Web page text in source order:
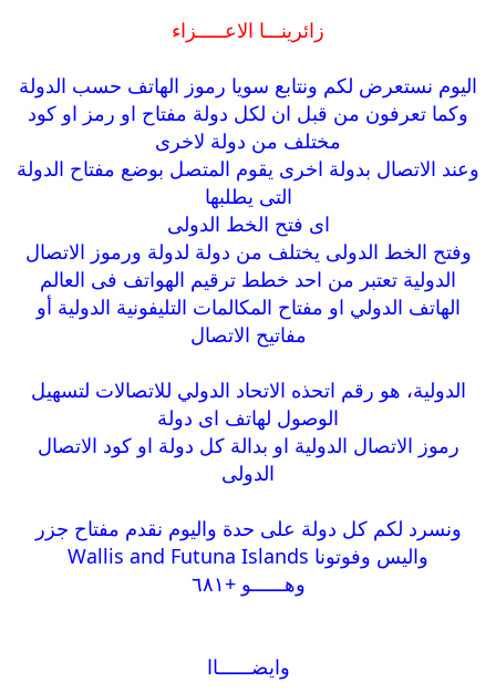
زائرينـــا الاعـــــزاء
اليوم نستعرض لكم ونتابع سويا رموز الهاتف حسب الدولة
وكما تعرفون من قبل ان لكل دولة مفتاح او رمز او كود
مختلف من دولة لاخرى
وعند الاتصال بدولة اخرى يقوم المتصل بوضع مفتاح الدولة
التى يطلبها
اى فتح الخط الدولى
وفتح الخط الدولى يختلف من دولة لدولة ورموز الاتصال
الدولية تعتبر من احد خطط ترقيم الهواتف فى العالم
الهاتف الدولي او مفتاح المكالمات التليفونية الدولية أو
مفاتيح الاتصال
الدولية، هو رقم اتحذه الاتحاد الدولي للاتصالات لتسهيل
الوصول لهاتف اى دولة
رموز الاتصال الدولية او بدالة كل دولة او كود الاتصال
الدولى
ونسرد لكم كل دولة على حدة واليوم نقدم مفتاح جزر
واليس وفوتونا Wallis and Futuna Islands
وهــــــو +٦٨١
وايضــــــاا